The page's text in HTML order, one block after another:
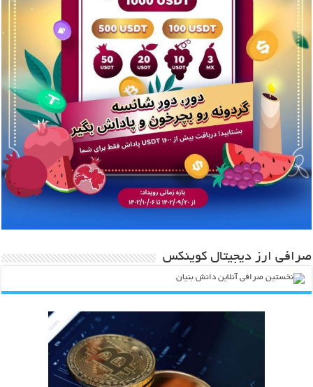
صرافی ارز دیجیتال کوینکس